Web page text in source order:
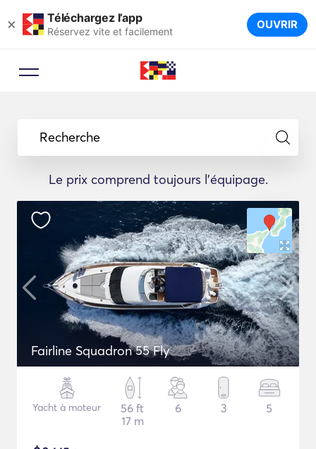
× Téléchargez l’app
Réservez vite et facilement OUVRIR
Recherche
Le prix comprend toujours l'équipage.
Fairline Squadron 55 Fly
Yacht à moteur
56 ft
17 m
6 3 5